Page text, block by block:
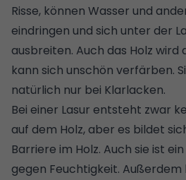
Risse, können Wasser und
eindringen und sich unter der
ausbreiten. Auch das Holz
kann sich unschön verfärben.
natürlich nur bei Klarlacken.
Bei einer Lasur entsteht zwar
auf dem Holz, aber es bildet
Barriere im Holz. Auch sie ist
gegen Feuchtigkeit. Außerdem